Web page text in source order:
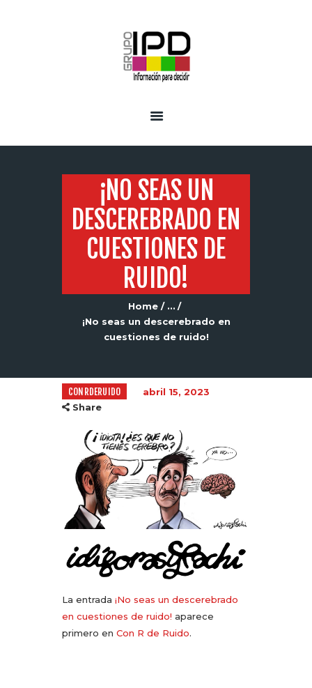
¡NO SEAS UN
DESCEREBRADO EN
CUESTIONES DE
RUIDO!
Home
...
¡No seas un descerebrado en
cuestiones de ruido!
CONRDERUIDO
abril 15, 2023
Share
La entrada ¡No seas un descerebrado
en cuestiones de ruido! aparece
primero en Con R de Ruido.